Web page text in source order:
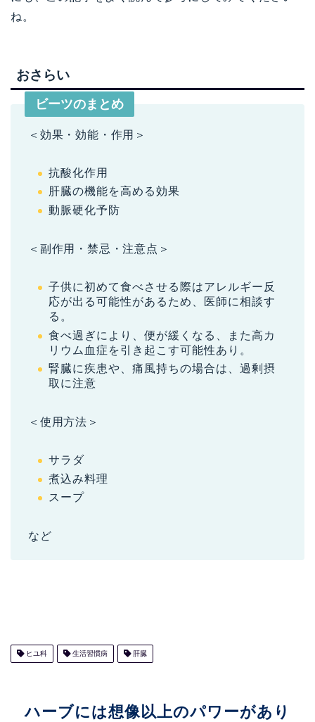
ね。
おさらい
ビーツのまとめ
＜効果・効能・作用＞
抗酸化作用
肝臓の機能を高める効果
動脈硬化予防
＜副作用・禁忌・注意点＞
子供に初めて食べさせる際はアレルギー反
応が出る可能性があるため、医師に相談す
る。
食べ過ぎにより、便が緩くなる、また高カ
リウム血症を引き起こす可能性あり。
腎臓に疾患や、痛風持ちの場合は、過剰摂
取に注意
＜使用方法＞
サラダ
煮込み料理
スープ
など
ヒユ科 生活習慣病 肝臓
ハーブには想像以上のパワーがあり